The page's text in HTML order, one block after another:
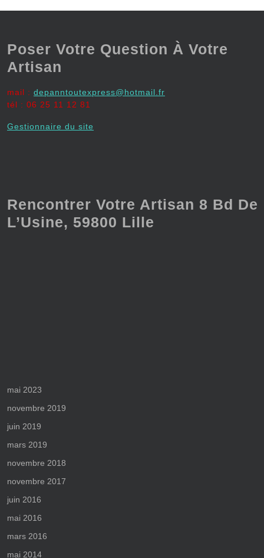
Poser Votre Question À Votre
Artisan
mail : depanntoutexpress@hotmail.fr
tél : 06 25 11 12 81
Gestionnaire du site
Rencontrer Votre Artisan 8 Bd De
L’Usine, 59800 Lille
mai 2023
novembre 2019
juin 2019
mars 2019
novembre 2018
novembre 2017
juin 2016
mai 2016
mars 2016
mai 2014